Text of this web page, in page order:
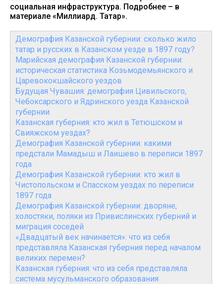
социальная инфраструктура. Подробнее – в
материале «Миллиард. Татар».
Демография Казанской губернии: сколько жило
татар и русских в Казанском уезде в 1897 году?
Марийская демография Казанской губернии:
историческая статистика Козьмодемьянского и
Царевококшайского уездов
Будущая Чувашия: демография Цивильского,
Чебоксарского и Ядринского уезда Казанской
губернии
Казанская губерния: кто жил в Тетюшском и
Свияжском уездах?
Демография Казанской губернии: какими
предстали Мамадыш и Лаишево в переписи 1897
года
Демография Казанской губернии: кто жил в
Чистопольском и Спасском уездах по переписи
1897 года
Демография Казанской губернии: дворяне,
холостяки, поляки из Привислинских губерний и
миграция соседей
«Двадцатый век начинается»: что из себя
представляла Казанская губерния перед началом
великих перемен?
Казанская губерния: что из себя представляла
система мусульманского образования